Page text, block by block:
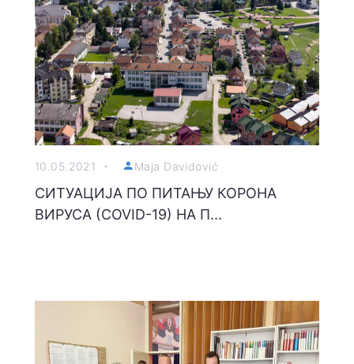
10.05.2021 Maja Davidović
СИТУАЦИЈА ПО ПИТАЊУ КОРОНА
ВИРУСА (COVID-19) НА П...